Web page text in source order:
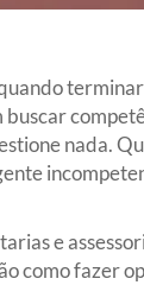
nada.
e
como fazer